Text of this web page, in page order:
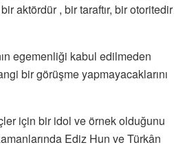
aktördür , bir taraftır, bir otoritedir
egemenliği kabul edilmeden
bir görüşme yapmayacaklarını
için bir idol ve örnek olduğunu
Ediz Hun ve Türkân